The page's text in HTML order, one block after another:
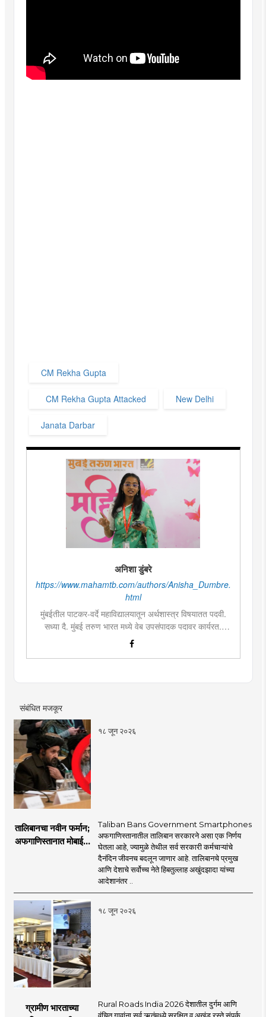
CM Rekha Gupta
CM Rekha Gupta Attacked New Delhi
Janata Darbar
अनिशा डुंबरे
https://www.mahamtb.com/authors/Anisha_Dumbre.
html
मुंबईतील पाटकर-वर्दे महाविद्यालयातून अर्थशास्त्र विषयातत पदवी.
सध्या दै. मुंबई तरुण भारत मध्ये वेब उपसंपादक पदावर कार्यरत.
लिखाण, वाचन आणि निवेदनाची विशेष आवड. मराठी साहित्य,
इतिहास, राजकारण, आणि मनोरंजन विषयांत रस. महाविद्यालयीन
संबंधित मजकूर
१८ जून २०२६
तालिबानचा नवीन फर्मान;
अफगाणिस्तानात मोबाईल
Taliban Bans Government Smartphones
अफगाणिस्तानातील तालिबान सरकारने असा एक निर्णय
घेतला आहे, ज्यामुळे तेथील सर्व सरकारी कर्मचाऱ्यांचे
दैनंदिन जीवनच बदलून जाणार आहे. तालिबानचे प्रमुख
आणि देशाचे सर्वोच्च नेते हिबतुल्लाह अखुंदझादा यांच्या
आदेशानंतर ..
१८ जून २०२६
ग्रामीण भारताच्या
Rural Roads India 2026 देशातील दुर्गम आणि